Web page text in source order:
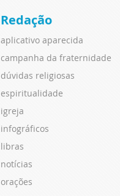
Redação
aplicativo aparecida
campanha da fraternidade
dúvidas religiosas
espiritualidade
igreja
infográficos
libras
notícias
orações